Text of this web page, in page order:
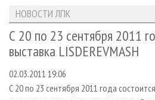
ЛЕСОЗАГОТОВКА
ЛЕСОПИЛЕНИЕ
СУШКА ДРЕВЕСИНЫ
НОВОСТИ ЛПК
НОВОСТИ ЖУРНАЛА
ПРОЕКТЫ ЛПИ
АНАЛИТИКА
ПРЕДПРИЯТИЯ ЛПК
ПЕРСОНЫ
АРХИВ
АРХИВ ЖУРНАЛОВ
О ЖУРНАЛЕ
ПОДПИСКА
КОНТАКТЫ
РЕКЛАМОДАТЕЛЯМ
РЕКЛАМА
НОВОСТИ ЛПК
С 20 по 23 сентября 2011
выставка LISDEREVMASH
02.03.2011 19:06
С 20 по 23 сентября 2011 года